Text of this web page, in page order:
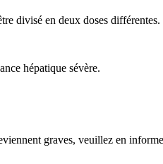
divisé en deux doses différentes.
hépatique sévère.
graves, veuillez en